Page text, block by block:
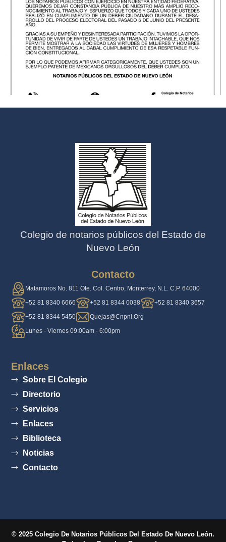
Colegio de notarios públicos del Estado de
Nuevo León
Contacto
Matamoros No. 811 Ote. Col. Centro, Monterrey, N.L. C.P. 64000
+52 81 8340 6666
+52 81 8344 0038
+52 81 8340 3657
+52 81 8344 5450
Quejas@cnpnl.org
Lunes - Viernes 09:00am - 6:00pm
Enlaces
Sobre El Colegio
Directorio
Servicios
Enlaces
Biblioteca
Noticias
Contacto
© 2025 Colegio De Notarios Públicos Del Estado De Nuevo León.